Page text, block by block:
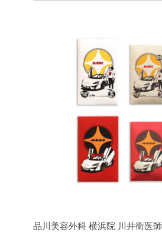
品川美容外科 横浜院 川井衛医師